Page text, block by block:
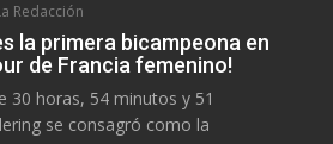
Redacción
la primera bicampeona en
de Francia femenino!
30 horas, 54 minutos y 51
se consagró como la